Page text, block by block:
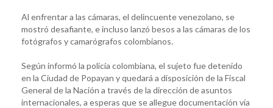
Al enfrentar a las cámaras, el delincuente venezolano, se
mostró desafiante, e incluso lanzó besos a las cámaras de los
fotógrafos y camarógrafos colombianos.
Según informó la policía colombiana, el sujeto fue detenido
en la Ciudad de Popayan y quedará a disposición de la Fiscal
General de la Nación a través de la dirección de asuntos
internacionales, a esperas que se allegue documentación vía